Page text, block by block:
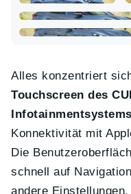
Alles konzentriert
Touchscreen des
Infotainmentsystems
Konnektivität mit
Die
schnell auf
andere